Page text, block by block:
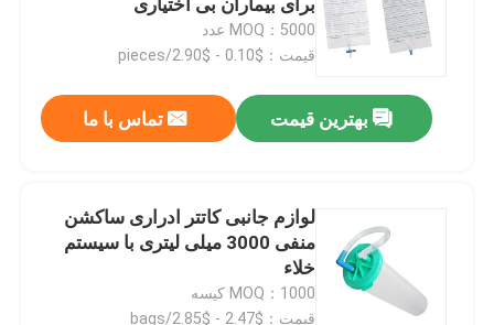
MOQ：5000 عدد
قیمت：$0.10 - $2.90/pieces
بهترین قیمت تماس با ما
لوازم جانبی کاتتر ادراری ساکشن
منفی 3000 میلی لیتری با سیستم
خلاء
MOQ：1000 کیسه
قیمت：$2.47 - $2.85/bags